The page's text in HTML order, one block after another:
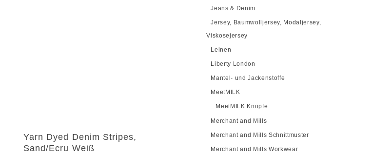
Yarn Dyed Denim Stripes,
Sand/Ecru Weiß
Jeans & Denim
Jersey, Baumwolljersey, Modaljersey,
Viskosejersey
Leinen
Liberty London
Mantel- und Jackenstoffe
MeetMILK
MeetMILK Knöpfe
Merchant and Mills
Merchant and Mills Schnittmuster
Merchant and Mills Workwear